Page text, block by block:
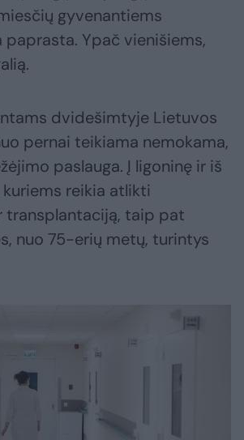
gyvenantiems
paprasta. Ypač vienišiems,
dvidešimtyje Lietuvos
pernai teikiama nemokama,
paslauga. Į ligoninę ir iš
reikia atlikti
transplantaciją, taip pat
nuo 75-erių metų, turintys